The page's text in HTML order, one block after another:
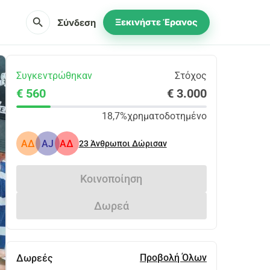
search Σύνδεση Ξεκινήστε Έρανος
Συγκεντρώθηκαν Στόχος
€ 560 € 3.000
18,7%χρηματοδοτημένο
ΑΔ AJ ΑΔ 23Άνθρωποι Δώρισαν
Κοινοποίηση
Δωρεά
Δωρεές Προβολή Όλων